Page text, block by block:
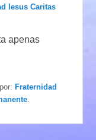
Iesus Caritas
apenas
por:Fraternidad